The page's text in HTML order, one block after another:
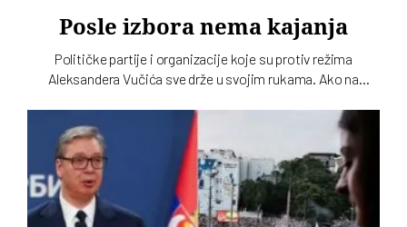
Posle izbora nema kajanja
Političke partije i organizacije koje su protiv režima
Aleksandera Vučića sve drže u svojim rukama. Ako na
krive